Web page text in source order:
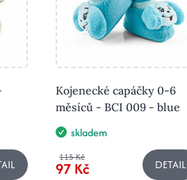
Kojenecké capáčky 0-6
měsíců - BCI 009 - blue
skladem
115 Kč
97 Kč DETAIL